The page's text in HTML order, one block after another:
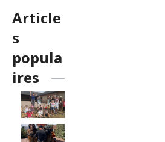
Article
s
popula
ires